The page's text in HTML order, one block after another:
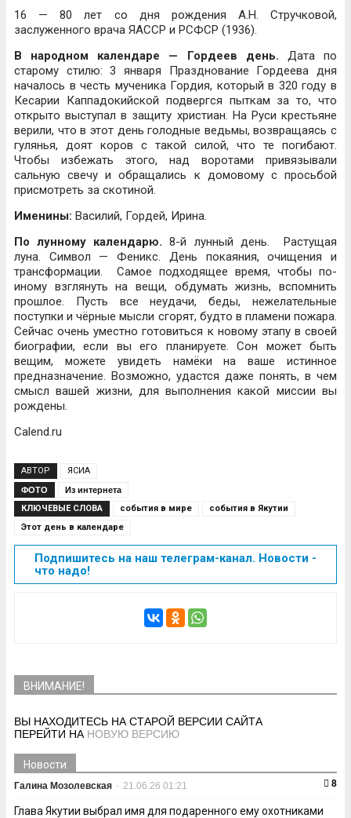
16 — 80 лет со дня рождения А.Н. Стручковой,
заслуженного врача ЯАССР и РСФСР (1936).
В народном календаре — Гордеев день. Дата по
старому стилю: 3 января Празднование Гордеева дня
началось в честь мученика Гордия, который в 320 году в
Кесарии Каппадокийской подвергся пыткам за то, что
открыто выступал в защиту христиан. На Руси крестьяне
верили, что в этот день голодные ведьмы, возвращаясь с
гулянья, доят коров с такой силой, что те погибают.
Чтобы избежать этого, над воротами привязывали
сальную свечу и обращались к домовому с просьбой
присмотреть за скотиной.
Именины: Василий, Гордей, Ирина.
По лунному календарю.8-й лунный день. Растущая
луна. Символ — Феникс. День покаяния, очищения и
трансформации. Самое подходящее время, чтобы по-
иному взглянуть на вещи, обдумать жизнь, вспомнить
прошлое. Пусть все неудачи, беды, нежелательные
поступки и чёрные мысли сгорят, будто в пламени пожара.
Сейчас очень уместно готовиться к новому этапу в своей
биографии, если вы его планируете. Сон может быть
вещим, можете увидеть намёки на ваше истинное
предназначение. Возможно, удастся даже понять, в чем
смысл вашей жизни, для выполнения какой миссии вы
рождены.
Calend.ru
АВТОР ЯСИА
ФОТО Из интернета
КЛЮЧЕВЫЕ СЛОВА события в мире
события в Якутии
Этот день в календаре
Подпишитесь на наш телеграм-канал. Новости -
что надо!
ВНИМАНИЕ!
ВЫ НАХОДИТЕСЬ НА СТАРОЙ ВЕРСИИ САЙТА
ПЕРЕЙТИ НА НОВУЮ ВЕРСИЮ
Новости
Галина Мозолевская - 21.06.26 01:21 8
Глава Якутии выбрал имя для подаренного ему охотниками